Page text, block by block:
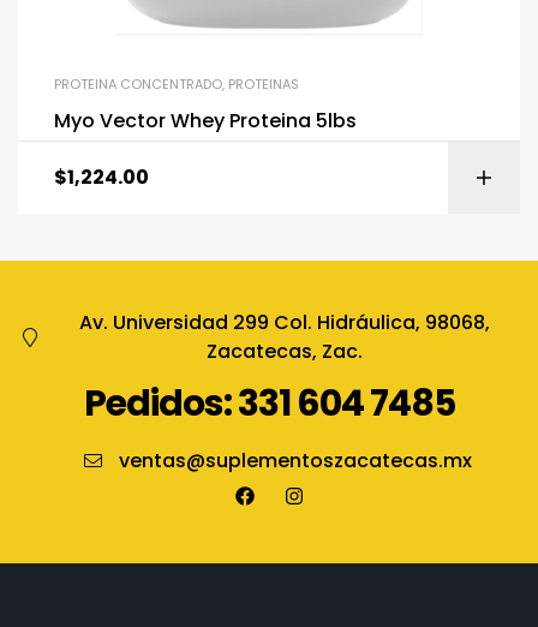
PROTEINA CONCENTRADO, PROTEINAS
Myo Vector Whey Proteina 5lbs
$1,224.00
Av. Universidad 299 Col. Hidráulica, 98068,
Zacatecas, Zac.
Pedidos: 331 604 7485
ventas@suplementoszacatecas.mx